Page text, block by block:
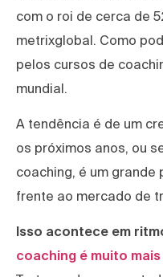
com o roi de cerca de
metrixglobal. Como
pelos cursos de
mundial.
A tendência é de um
os próximos anos, ou
coaching, é um
frente ao mercado de
Isso acontece em
coaching é muito